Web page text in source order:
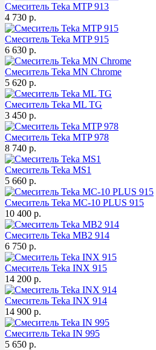
Смеситель Teka MTP 913
4 730 р.
Смеситель Teka MTP 915
6 630 р.
Смеситель Teka MN Chrome
5 620 р.
Смеситель Teka ML TG
3 450 р.
Смеситель Teka MTP 978
8 740 р.
Смеситель Teka MS1
5 660 р.
Смеситель Teka MC-10 PLUS 915
10 400 р.
Смеситель Teka MB2 914
6 750 р.
Смеситель Teka INX 915
14 200 р.
Смеситель Teka INX 914
14 900 р.
Смеситель Teka IN 995
5 650 р.